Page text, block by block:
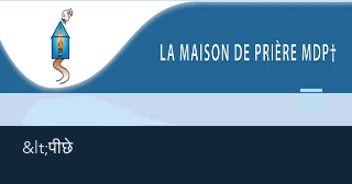
&lt;पीछे